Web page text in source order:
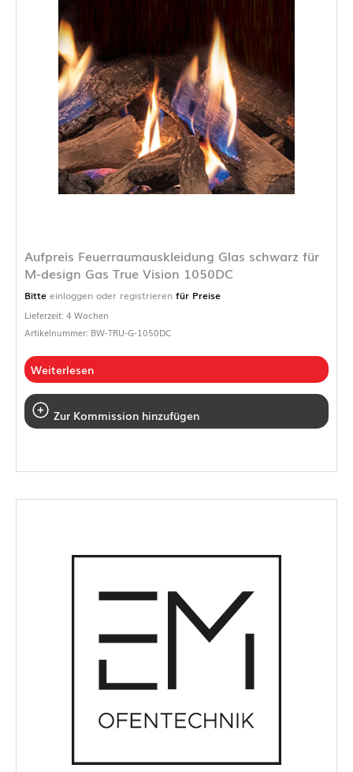
Aufpreis Feuerraumauskleidung Glas schwarz für
M-design Gas True Vision 1050DC
Bitte einloggen oder registrieren für Preise
Lieferzeit: 4 Wochen
Artikelnummer: BW-TRU-G-1050DC
Weiterlesen
Zur Kommission hinzufügen